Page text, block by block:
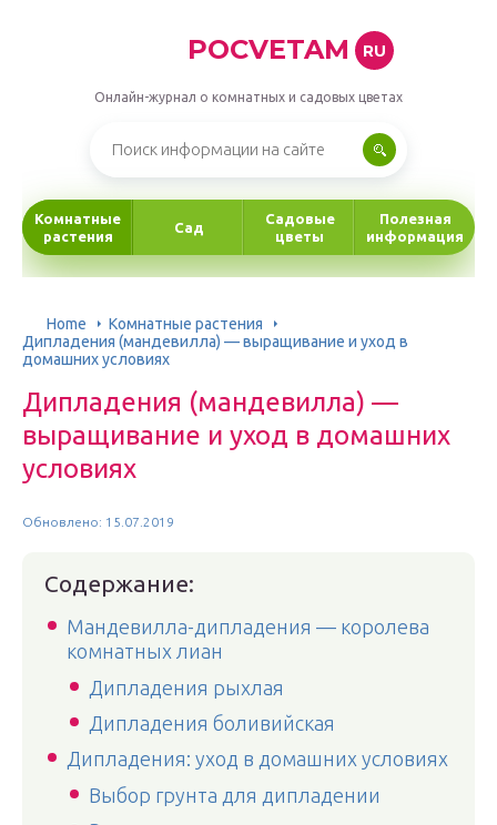
POCVETAM RU
Онлайн-журнал о комнатных и садовых цветах
Комнатные
растения
Сад
Садовые
цветы
Полезная
информация
Home
Комнатные растения
Дипладения (мандевилла) — выращивание и уход в
домашних условиях
Дипладения (мандевилла) —
выращивание и уход в домашних
условиях
Обновлено: 15.07.2019
Содержание:
Мандевилла-дипладения — королева
комнатных лиан
Дипладения рыхлая
Дипладения боливийская
Дипладения: уход в домашних условиях
Выбор грунта для дипладении